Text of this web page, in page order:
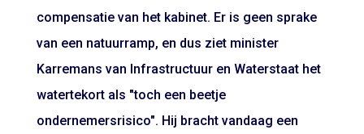
compensatie van het kabinet. Er is geen sprake
van een natuurramp, en dus ziet minister
Karremans van Infrastructuur en Waterstaat het
watertekort als "toch een beetje
ondernemersrisico". Hij bracht vandaag een